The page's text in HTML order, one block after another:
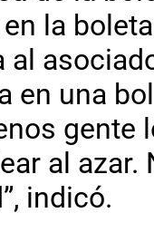
la
en una
gente
al azar.
indicó.